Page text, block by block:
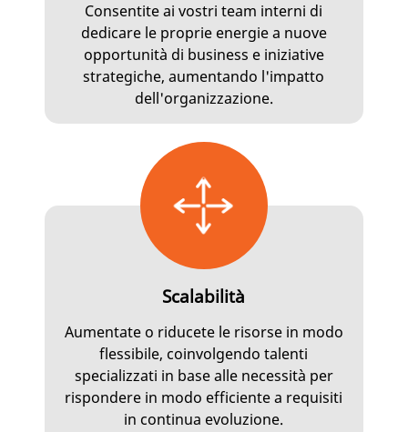
Consentite ai vostri team interni di
dedicare le proprie energie a nuove
opportunità di business e iniziative
strategiche, aumentando l'impatto
dell'organizzazione.
Scalabilità
Aumentate o riducete le risorse in modo
flessibile, coinvolgendo talenti
specializzati in base alle necessità per
rispondere in modo efficiente a requisiti
in continua evoluzione.